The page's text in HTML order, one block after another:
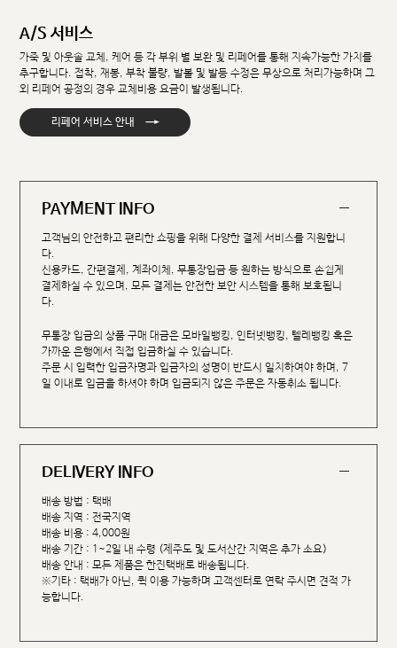
A/S 서비스
가죽 및 아웃솔 교체, 케어 등 각 부위 별 보완 및 리페어를 통해 지속가능한 가치를
추구합니다. 접착, 재봉, 부착 불량, 발볼 및 발등 수정은 무상으로 처리가능하며 그
외 리페어 공정의 경우 교체비용 요금이 발생됩니다.
리페어 서비스 안내 →
PAYMENT INFO
고객님의 안전하고 편리한 쇼핑을 위해 다양한 결제 서비스를 지원합니
다.
신용카드, 간편결제, 계좌이체, 무통장입금 등 원하는 방식으로 손쉽게
결제하실 수 있으며, 모든 결제는 안전한 보안 시스템을 통해 보호됩니
다.
무통장 입금의 상품 구매 대금은 모바일뱅킹, 인터넷뱅킹, 텔레뱅킹 혹은
가까운 은행에서 직접 입금하실 수 있습니다.
주문 시 입력한 입금자명과 입금자의 성명이 반드시 일치하여야 하며, 7
일 이내로 입금을 하셔야 하며 입금되지 않은 주문은 자동취소 됩니다.
DELIVERY INFO
배송 방법 : 택배
배송 지역 : 전국지역
배송 비용 : 4,000원
배송 기간 : 1~2일 내 수령 (제주도 및 도서산간 지역은 추가 소요)
배송 안내 : 모든 제품은 한진택배로 배송됩니다.
※기타 : 택배가 아닌, 퀵 이용 가능하며 고객센터로 연락 주시면 견적 가
능합니다.